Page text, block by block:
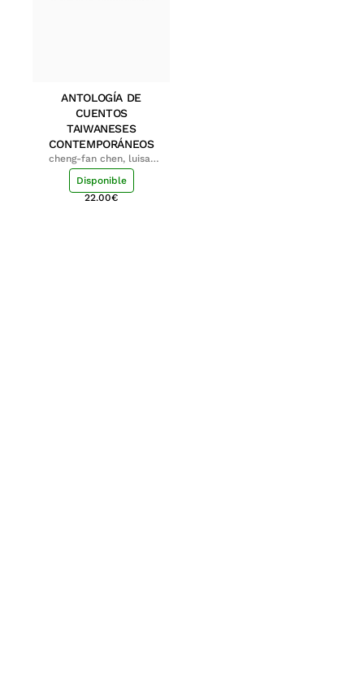
ANTOLOGÍA DE
CUENTOS
TAIWANESES
CONTEMPORÁNEOS
cheng-fan chen, luisa;
shu-ying chang, luisa
Disponible
22.00€